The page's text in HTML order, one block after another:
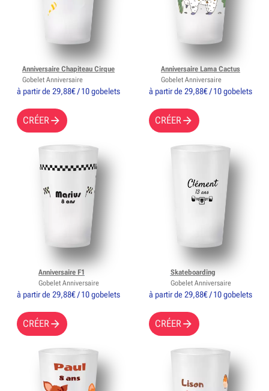
à partir de 29,88€ / 10 gobelets
CRÉER
Anniversaire Chapiteau Cirque
Gobelet Anniversaire
à partir de 29,88€ / 10 gobelets
CRÉER
Anniversaire Lama Cactus
Gobelet Anniversaire
à partir de 29,88€ / 10 gobelets
CRÉER
Anniversaire F1
Gobelet Anniversaire
à partir de 29,88€ / 10 gobelets
CRÉER
Skateboarding
Gobelet Anniversaire